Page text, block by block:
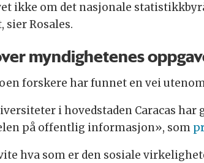
ikke om det nasjonale
sier Rosales.
myndighetenes
forskere har funnet en vei
i hovedstaden Caracas
på offentlig informasjon», som
hva som er den sosiale